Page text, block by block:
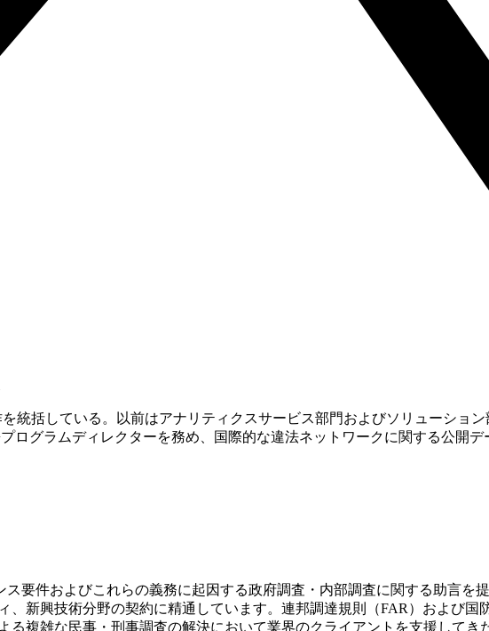
統括している。以前はアナリティクスサービス部門およびソリューショ
ログラムディレクターを務め、国際的な違法ネットワークに関する公開デ
ス要件およびこれらの義務に起因する政府調査・内部調査に関する助言
、新興技術分野の契約に精通しています。連邦調達規則（FAR）および
る複雑な民事・刑事調査の解決において業界のクライアントを支援して